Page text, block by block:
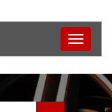
Toggle